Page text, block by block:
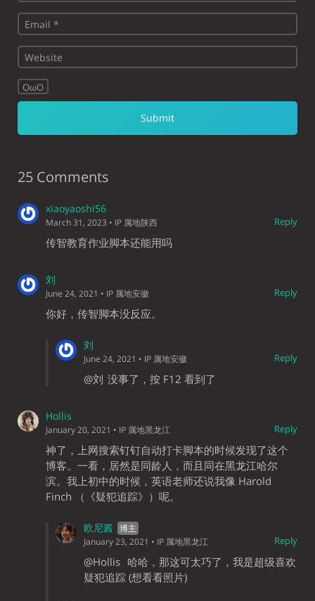
OωO
25 Comments
xiaoyaoshi56
Reply
March 31, 2023 • IP 属地陕西
传智教育作业脚本还能用吗
刘
Reply
June 24, 2021 • IP 属地安徽
你好，传智脚本没反应。
刘
Reply
June 24, 2021 • IP 属地安徽
@刘 没事了，按 F12 看到了
Hollis
Reply
January 20, 2021 • IP 属地黑龙江
神了，上网搜索钉钉自动打卡脚本的时候发现了这个
博客。一看，居然是同龄人，而且同在黑龙江哈尔
滨。我上初中的时候，英语老师还说我像 Harold
Finch （《疑犯追踪》）呢。
欧尼酱
Reply
January 23, 2021 • IP 属地黑龙江
@Hollis 哈哈，那这可太巧了，我是超级喜欢
疑犯追踪 (想看看照片)